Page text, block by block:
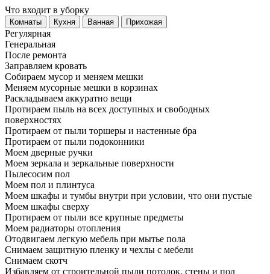
Что входит в уборку
Регу­лярная
Гене­ральная
После ремонта
Заправляем кровать
Собираем мусор и меняем мешки
Меняем мусорные мешки в корзинах
Раскладываем аккуратно вещи
Протираем пыль на всех доступных и свободных
поверхностях
Протираем от пыли торшеры и настенные бра
Протираем от пыли подоконники
Моем дверные ручки
Моем зеркала и зеркальные поверхности
Пылесосим пол
Моем пол и плинтуса
Моем шкафы и тумбы внутри при условии, что они пустые
Моем шкафы сверху
Протираем от пыли все крупные предметы
Моем радиаторы отопления
Отодвигаем легкую мебель при мытье пола
Снимаем защитную пленку и чехлы с мебели
Снимаем скотч
Избавляем от строительной пыли потолок, стены и пол